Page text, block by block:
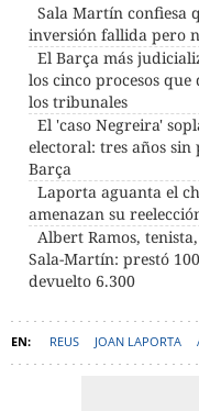
Sala Martín confiesa
inversión fallida pero
El Barça más
los cinco procesos
los tribunales
El 'caso Negreira'
electoral: tres años
Barça
Laporta aguanta el
amenazan su
Albert Ramos,
Sala-Martín: prestó
devuelto 6.300
REUS JOAN LAPORTA